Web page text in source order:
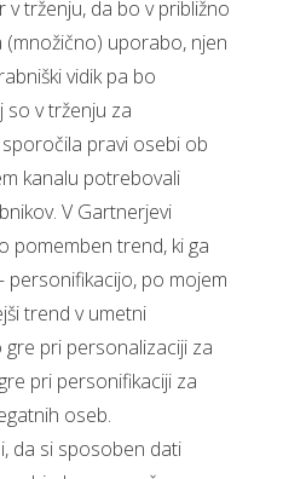
v trženju, da bo v približno
uporabo, njen
vidik pa bo
so v trženju za
pravi osebi ob
kanalu potrebovali
V Gartnerjevi
pomemben trend, ki ga
personifikacijo, po mojem
trend v umetni
pri personalizaciji za
pri personifikaciji za
oseb.
da si sposoben dati